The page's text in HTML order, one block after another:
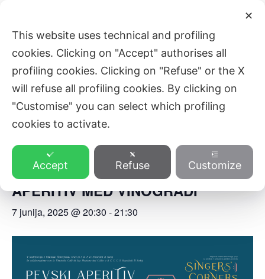
content
ZVEZA SLOVENSKE KATOLIŠKE
PROSVETE
Main
« All Events
Singers’ Corners: PEVSKI
APERITIV MED VINOGRADI
7 junija, 2025 @ 20:30 -21:30
✕
This website uses technical and profiling
cookies. Clicking on "Accept" authorises all
profiling cookies. Clicking on "Refuse" or the X
will refuse all profiling cookies. By clicking on
"Customise" you can select which profiling
cookies to activate.
Accept Refuse Customize